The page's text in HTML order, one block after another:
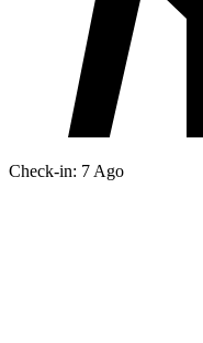
Check-in: 7 Ago